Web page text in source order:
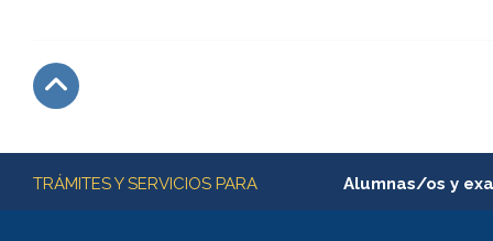
Más información
TRÁMITES Y SERVICIOS PARA Alumnas/os y